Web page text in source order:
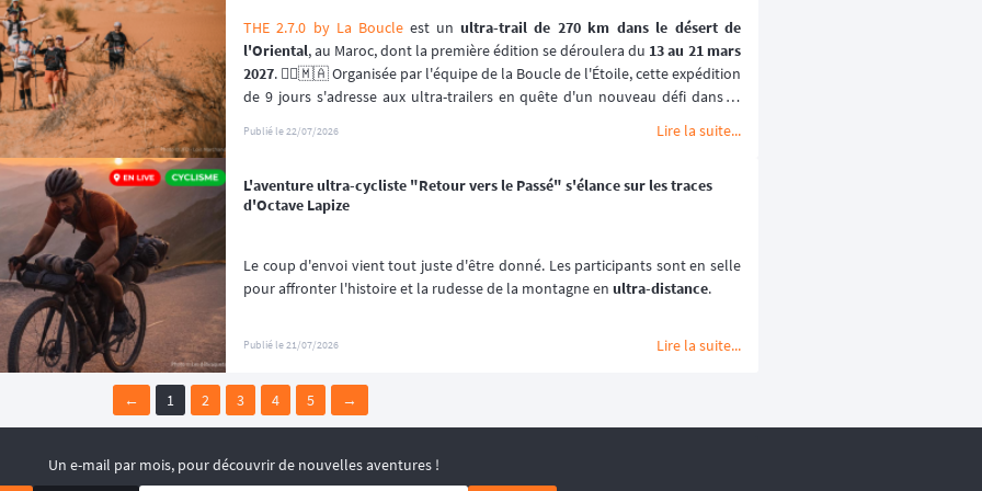
THE 2.7.0 by La Boucle est un ultra-trail de 270 km dans le désert de
l'Oriental, au Maroc, dont la première édition se déroulera du 13 au 21 mars
2027. 🏃‍♂️🇲🇦 Organisée par l'équipe de la Boucle de l'Étoile, cette expédition
de 9 jours s'adresse aux ultra-trailers en quête d'un nouveau défi dans le
Ce n'est ni une traversée classique, ni une boucle : c'est une
progression. Le
unique : parcourir 270 km, quelle que soit la stratégie choisie.
Publié le22/07/2026 Lire la suite...
L'aventure ultra-cycliste "Retour vers le Passé" s'élance sur les traces
d'Octave Lapize
Le coup d'envoi vient tout juste d'être donné. Les participants sont en selle
pour affronter l'histoire et la rudesse de la montagne en ultra-distance.
Publié le21/07/2026 Lire la suite...
← 1 2 3 4 5 →
Un e-mail par mois, pour découvrir de nouvelles aventures !